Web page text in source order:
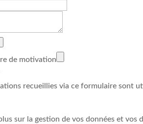
de motivation
recueillies via ce formulaire sont
sur la gestion de vos données et vos